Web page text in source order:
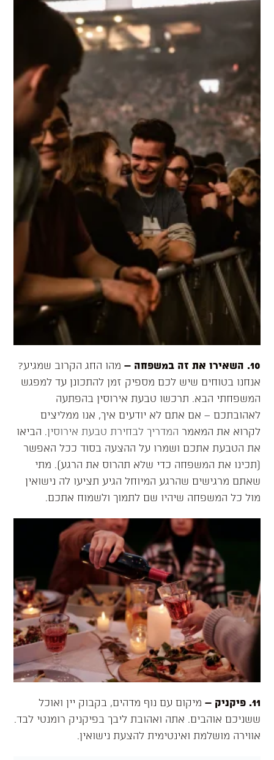
10. השאירו את זה במשפחה – מהו החג הקרוב שמגיע?
אנחנו בטוחים שיש לכם מספיק זמן להתכונן עד למפגש
המשפחתי הבא. תרכשו טבעת אירוסין בהפתעה
לאהובתכם – אם אתם לא יודעים איך, אנו ממליצים
לקרוא את המאמר המדריך לבחירת טבעת אירוסין . הביאו
את הטבעת אתכם ושמרו על ההצעה בסוד ככל האפשר
(תכינו את המשפחה כדי שלא תהרוס את הרגע). מתי
שאתם מרגישים שהרגע המיוחל הגיע תציעו לה נישואין
מול כל המשפחה שיהיו שם לתמוך ולשמוח אתכם.
11. פיקניק – מיקום עם נוף מדהים, בקבוק יין ואוכל
ששניכם אוהבים. אתה ואהובת ליבך בפיקניק רומנטי לבד.
אווירה מושלמת ואינטימית להצעת נישואין.